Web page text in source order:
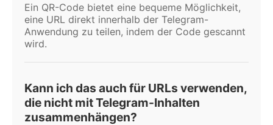
Ein QR-Code bietet eine bequeme Möglichkeit,
eine URL direkt innerhalb der Telegram-
Anwendung zu teilen, indem der Code gescannt
wird.
Kann ich das auch für URLs verwenden,
die nicht mit Telegram-Inhalten
zusammenhängen?